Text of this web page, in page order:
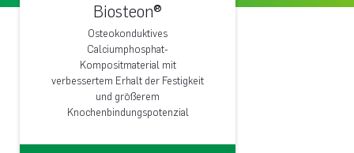
Biosteon®
Osteokonduktives
Calciumphosphat-
Kompositmaterial mit
verbessertem Erhalt der Festigkeit
und größerem
Knochenbindungspotenzial